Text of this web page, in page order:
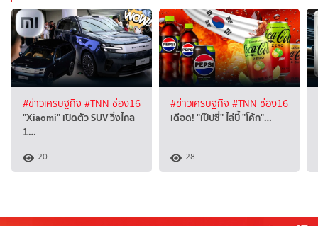
#ข่าวเศรษฐกิจ #TNN ช่อง16
"Xiaomi" เปิดตัว SUV วิ่งไกล
1…
20
#ข่าวเศรษฐกิจ #TNN ช่อง16
เดือด! "เป๊ปซี่" ไล่บี้ "โค้ก"…
28